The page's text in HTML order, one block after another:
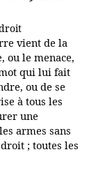
vient de la
ou le menace,
qui lui fait
ou de se
à tous les
une
armes sans
; toutes les